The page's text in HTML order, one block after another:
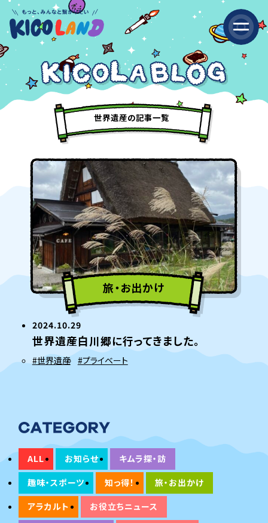
世界遺産の記事一覧
旅・お出かけ
2024.10.29
世界遺産白川郷に行ってきました。
#世界遺産 #プライベート
ALL お知らせ
キムラ探・訪
趣味・スポーツ
知っ得！
旅・お出かけ
アラカルト
お役立ちニュース